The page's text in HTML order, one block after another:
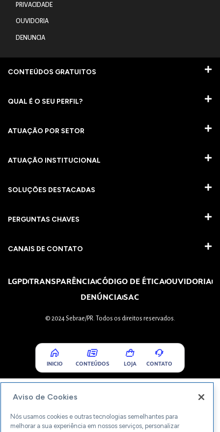
PRIVACIDADE
OUVIDORIA
DENUNCIA
CONTEÚDOS GRATUITOS
QUAL É O SEU PERFIL?
ATUAÇÃO POR SETOR
ATUAÇÃO INSTITUCIONAL
SOLUÇÕES DESTACADAS
PERGUNTAS CHAVES​
CANAIS DE CONTATO
LGPDTRANSPARÊNCIACÓDIGO DE ÉTICAOUVIDORIA
DENÚNCIASAC
© 2024 Sebrae/PR. Todos os direitos reservados.
INICIO CONTEÚDOS LOJA CONTATO
Aviso de Cookies
Nós usamos cookies e outras tecnologias semelhantes para
melhorar a sua experiência em nossos serviços, personalizar